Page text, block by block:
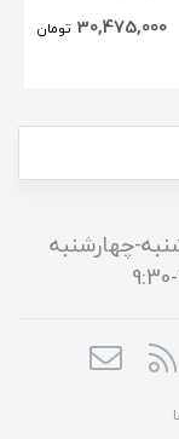
30,475,000 تومان
/ 02188311574 شنبه-چهارشنبه